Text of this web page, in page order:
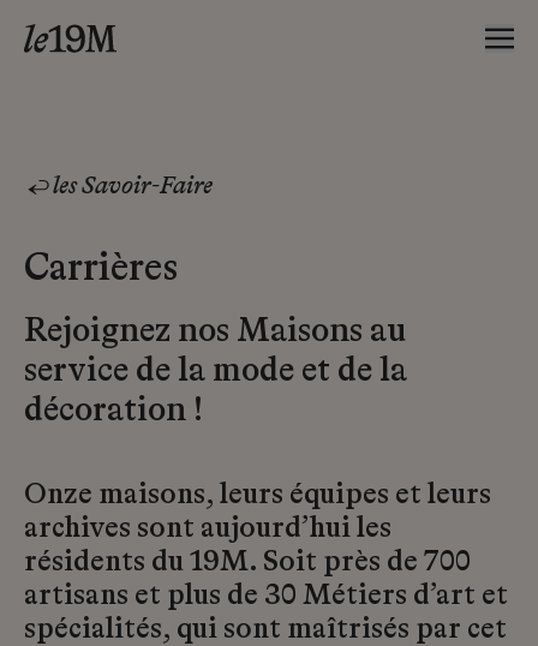
les Savoir-Faire
Carrières
Rejoignez nos Maisons au
service de la mode et de la
décoration !
Onze maisons, leurs équipes et leurs
archives sont aujourd’hui les
résidents du 19M. Soit près de 700
artisans et plus de 30 Métiers d’art et
spécialités, qui sont maîtrisés par cet